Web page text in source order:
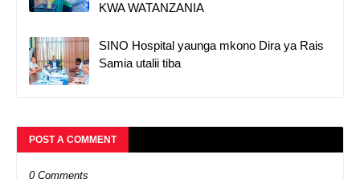
KWA WATANZANIA
SINO Hospital yaunga mkono Dira ya Rais
Samia utalii tiba
POST A COMMENT
0 Comments